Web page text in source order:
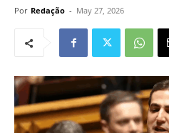
Por Redação - May 27, 2026